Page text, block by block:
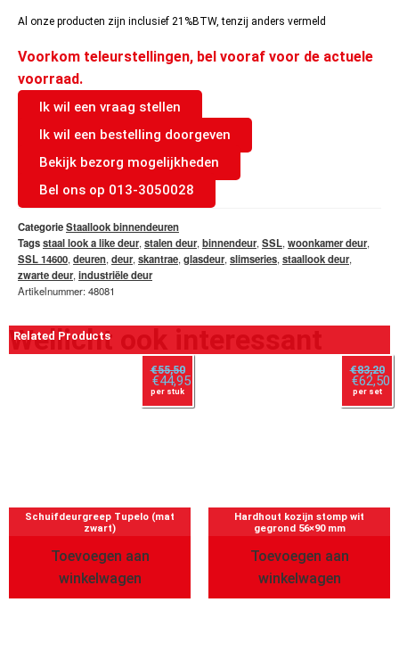
Al onze producten zijn inclusief 21%BTW, tenzij anders vermeld
Voorkom teleurstellingen, bel vooraf voor de actuele
voorraad.
Ik wil een vraag stellen
Ik wil een bestelling doorgeven
Bekijk bezorg mogelijkheden
Bel ons op 013-3050028
CategorieStaallook binnendeuren
Tagsstaal look a like deur,stalen deur,binnendeur,SSL,woonkamer deur,
SSL 14600,deuren,deur,skantrae,glasdeur,slimseries,staallook deur,
zwarte deur,industriële deur
Artikelnummer: 48081
Wellicht ook interessant
Related Products
Schuifdeurgreep Tupelo (mat
zwart)
€55,50
€44,95
per stuk
Toevoegen aan
winkelwagen
Hardhout kozijn stomp wit
gegrond 56×90 mm
€83,20
€62,50
per set
Toevoegen aan
winkelwagen